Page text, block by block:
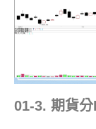
01-3. 期貨